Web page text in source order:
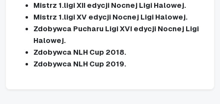
Mistrz 1.ligi XII edycji Nocnej Ligi Halowej.
Mistrz 1.ligi XV edycji Nocnej Ligi Halowej.
Zdobywca Pucharu Ligi XVI edycji Nocnej Ligi
Halowej.
Zdobywca NLH Cup 2018.
Zdobywca NLH Cup 2019.